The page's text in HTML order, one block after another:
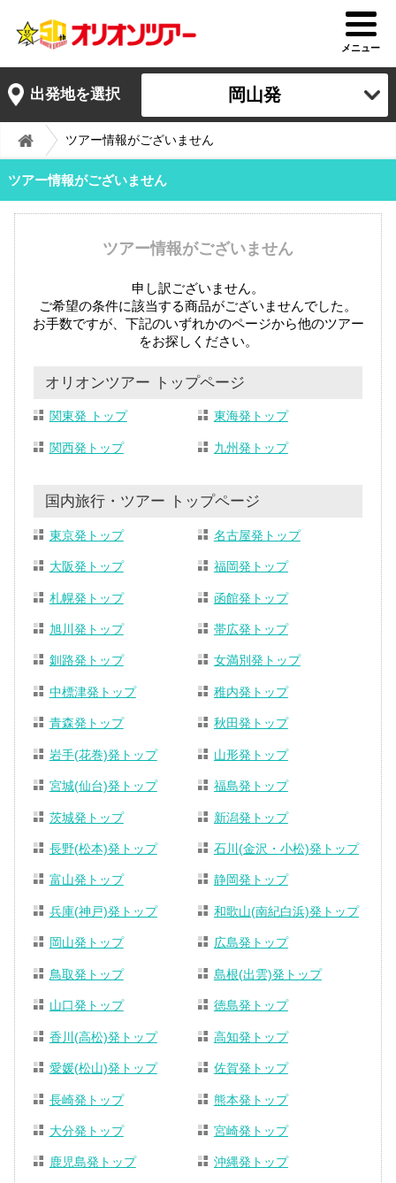
メニュー
出発地を選択 岡山発
ツアー情報がございません
ツアー情報がございません
ツアー情報がございません
申し訳ございません。
ご希望の条件に該当する商品がございませんでした。
お手数ですが、下記のいずれかのページから他のツアー
をお探しください。
オリオンツアー トップページ
関東発 トップ 東海発トップ
関西発トップ 九州発トップ
国内旅行・ツアー トップページ
東京発トップ 名古屋発トップ
大阪発トップ 福岡発トップ
札幌発トップ 函館発トップ
旭川発トップ 帯広発トップ
釧路発トップ 女満別発トップ
中標津発トップ 稚内発トップ
青森発トップ 秋田発トップ
岩手(花巻)発トップ 山形発トップ
宮城(仙台)発トップ 福島発トップ
茨城発トップ 新潟発トップ
長野(松本)発トップ 石川(金沢・小松)発トップ
富山発トップ 静岡発トップ
兵庫(神戸)発トップ 和歌山(南紀白浜)発トップ
岡山発トップ 広島発トップ
鳥取発トップ 島根(出雲)発トップ
山口発トップ 徳島発トップ
香川(高松)発トップ 高知発トップ
愛媛(松山)発トップ 佐賀発トップ
長崎発トップ 熊本発トップ
大分発トップ 宮崎発トップ
鹿児島発トップ 沖縄発トップ